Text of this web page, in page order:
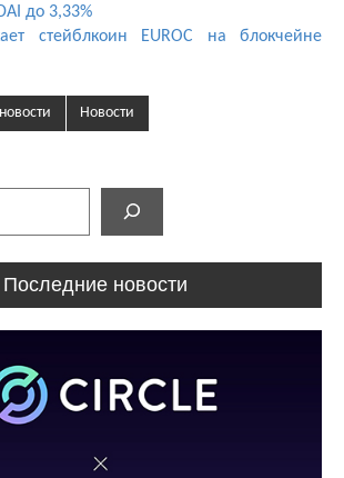
до 3,33%
стейблкоин EUROC на блокчейне
Новости
Последние новости